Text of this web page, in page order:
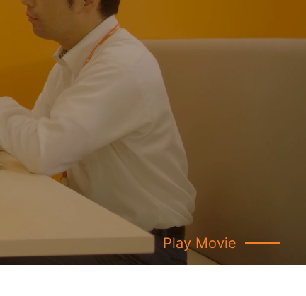
Play Movie